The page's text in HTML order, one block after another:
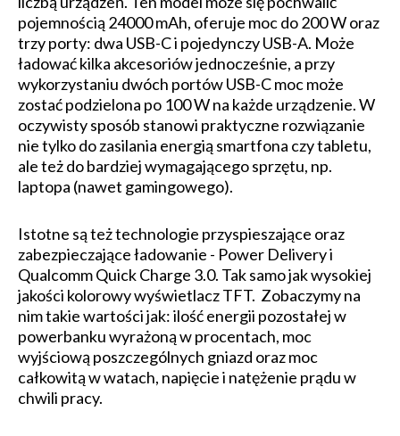
pojemnością 24000 mAh, oferuje moc do 200 W oraz
trzy porty: dwa USB-C i pojedynczy USB-A. Może
ładować kilka akcesoriów jednocześnie, a przy
wykorzystaniu dwóch portów USB-C moc może
zostać podzielona po 100 W na każde urządzenie. W
oczywisty sposób stanowi praktyczne rozwiązanie
nie tylko do zasilania energią smartfona czy tabletu,
ale też do bardziej wymagającego sprzętu, np.
laptopa (nawet gamingowego).
Istotne są też technologie przyspieszające oraz
zabezpieczające ładowanie - Power Delivery i
Qualcomm Quick Charge 3.0. Tak samo jak wysokiej
jakości kolorowy wyświetlacz TFT. Zobaczymy na
nim takie wartości jak: ilość energii pozostałej w
powerbanku wyrażoną w procentach, moc
wyjściową poszczególnych gniazd oraz moc
całkowitą w watach, napięcie i natężenie prądu w
chwili pracy.